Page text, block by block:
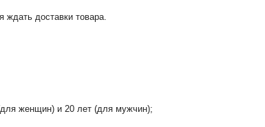
ждать доставки товара.
женщин) и 20 лет (для мужчин);